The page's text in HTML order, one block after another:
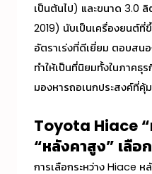
เป็นต้นไป) และขนาด 3.0
2019) นับเป็นเครื่องยนต์ที่
อัตราเร่งที่ดีเยี่ยม ตอบสน
ทำให้เป็นที่นิยมทั้งในภาคธุ
มองหารถอเนกประสงค์ที่คุ้
Toyota Hiace
“หลังคาสูง” เลือ
การเลือกระหว่าง Hiace ห